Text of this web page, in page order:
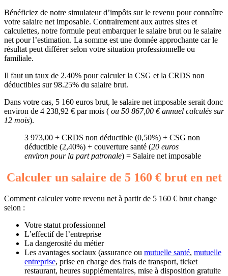
Bénéficiez de notre simulateur d’impôts sur le revenu pour connaître
votre salaire net imposable. Contrairement aux autres sites et
calculettes, notre formule peut embarquer le salaire brut ou le salaire
net pour l’estimation. La somme est une donnée approchante car le
résultat peut différer selon votre situation professionnelle ou
familiale.
Il faut un taux de 2.40% pour calculer la CSG et la CRDS non
déductibles sur 98.25% du salaire brut.
Dans votre cas, 5 160 euros brut, le salaire net imposable serait donc
environ de 4 238,92 € par mois ( ou 50 867,00 € annuel calculés sur
12 mois).
3 973,00 + CRDS non déductible (0,50%) + CSG non
déductible (2,40%) + couverture santé (20 euros
environ pour la part patronale) = Salaire net imposable
Calculer un salaire de 5 160 € brut en net
Comment calculer votre revenu net à partir de 5 160 € brut change
selon :
Votre statut professionnel
L’effectif de l’entreprise
La dangerosité du métier
Les avantages sociaux (assurance ou mutuelle santé, mutuelle
entreprise, prise en charge des frais de transport, ticket
restaurant, heures supplémentaires, mise à disposition gratuite